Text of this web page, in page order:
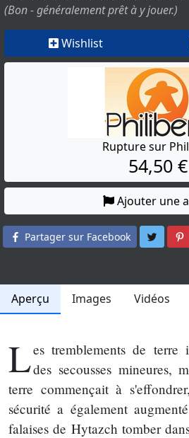
(Bon - généralement prêt à y jouer.)
Wishlist
Rupture sur
54,50 €
Ajouter une
Partager sur Facebook
Aperçu Images Vidéos
Les tremblements de terre
des secousses mineures,
terre commençait à
sécurité a également
falaises de Hytazch tomber